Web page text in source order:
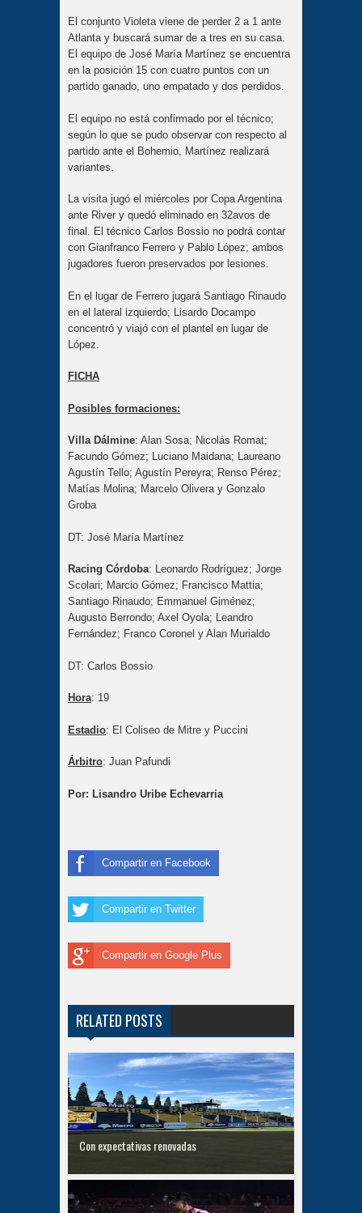
El conjunto Violeta viene de perder 2 a 1 ante
Atlanta y buscará sumar de a tres en su casa.
El equipo de José María Martínez se encuentra
en la posición 15 con cuatro puntos con un
partido ganado, uno empatado y dos perdidos.
El equipo no está confirmado por el técnico;
según lo que se pudo observar con respecto al
partido ante el Bohemio, Martínez realizará
variantes.
La visita jugó el miércoles por Copa Argentina
ante River y quedó eliminado en 32avos de
final. El técnico Carlos Bossio no podrá contar
con Gianfranco Ferrero y Pablo López; ambos
jugadores fueron preservados por lesiones.
En el lugar de Ferrero jugará Santiago Rinaudo
en el lateral izquierdo; Lisardo Docampo
concentró y viajó con el plantel en lugar de
López.
FICHA
Posibles formaciones:
Villa Dálmine: Alan Sosa; Nicolás Romat;
Facundo Gómez; Luciano Maidana; Laureano
Agustín Tello; Agustín Pereyra; Renso Pérez;
Matías Molina; Marcelo Olivera y Gonzalo
Groba
DT: José María Martínez
Racing Córdoba: Leonardo Rodríguez; Jorge
Scolari; Marcio Gómez; Francisco Mattia;
Santiago Rinaudo; Emmanuel Giménez;
Augusto Berrondo; Axel Oyola; Leandro
Fernández; Franco Coronel y Alan Murialdo
DT: Carlos Bossio
Hora: 19
Estadio: El Coliseo de Mitre y Puccini
Árbitro: Juan Pafundi
Por: Lisandro Uribe Echevarria
Compartir en Facebook
Compartir en Twitter
Compartir en Google Plus
RELATED POSTS
Con expectativas renovadas